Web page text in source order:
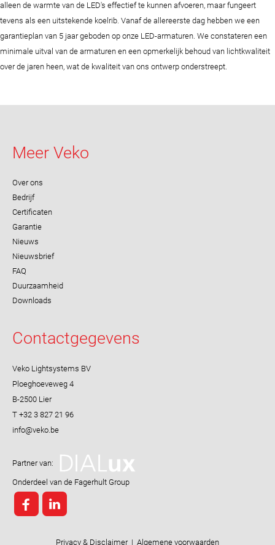
alleen de warmte van de LED's effectief te kunnen afvoeren, maar fungeert
tevens als een uitstekende koelrib. Vanaf de allereerste dag hebben we een
garantieplan van 5 jaar geboden op onze LED-armaturen. We constateren een
minimale uitval van de armaturen en een opmerkelijk behoud van lichtkwaliteit
over de jaren heen, wat de kwaliteit van ons ontwerp onderstreept.
Meer Veko
Over ons
Bedrijf
Certificaten
Garantie
Nieuws
Nieuwsbrief
FAQ
Duurzaamheid
Downloads
Contactgegevens
Veko Lightsystems BV
Ploeghoeveweg 4
B-2500 Lier
T +32 3 827 21 96
Partner van:
Onderdeel van de Fagerhult Group
Privacy & Disclaimer | Algemene voorwaarden